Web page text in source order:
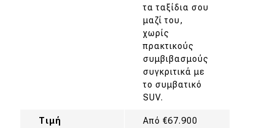
τα ταξίδια σου
μαζί του,
χωρίς
πρακτικούς
συμβιβασμούς
συγκριτικά με
το συμβατικό
SUV.
Τιμή Από €67.900